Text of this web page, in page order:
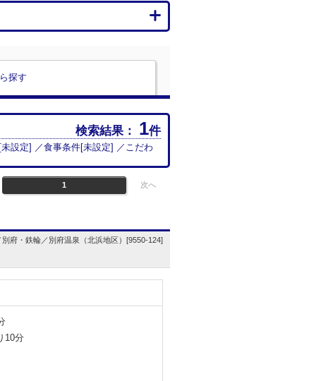
探す
検索結果： 1件
未設定] ／食事条件[未設定] ／こだわ
1 次へ
別府・鉄輪／別府温泉（北浜地区）[9550-124]
10分